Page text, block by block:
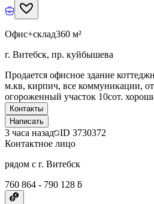
Офис+склад360 м²
г. Витебск, пр. куйбышева
Продается офисное здание
м.кв, кирпич, все коммуникации,
огороженный участок 10сот.
Контакты
Написать
3 часа назад ID 3730372
Контактное лицо
рядом с г. Витебск
760 864 - 790 128 ƃ